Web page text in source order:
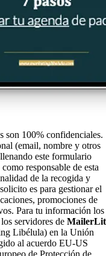
son 100% confidenciales.
(email, nombre y otros
este formulario
como responsable de esta
de la recogida y
es para gestionar el
promociones de
Para tu información los
servidores de
Libélula) en la Unión
al acuerdo EU-US
de Protección de